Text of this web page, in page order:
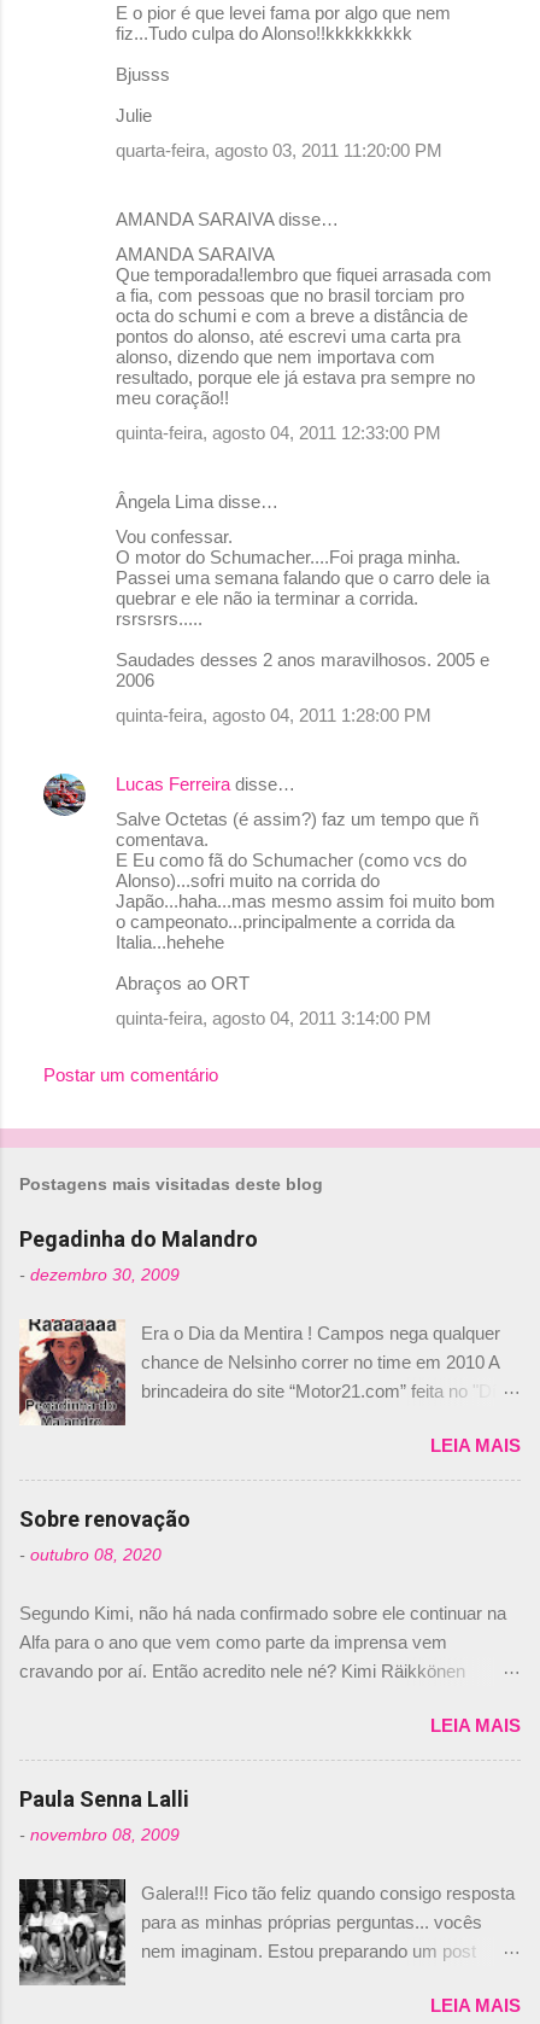
E o pior é que levei fama por algo que nem
fiz...Tudo culpa do Alonso!!kkkkkkkkk
Bjusss
Julie
quarta-feira, agosto 03, 2011 11:20:00 PM
AMANDA SARAIVA disse…
AMANDA SARAIVA
Que temporada!lembro que fiquei arrasada com
a fia, com pessoas que no brasil torciam pro
octa do schumi e com a breve a distância de
pontos do alonso, até escrevi uma carta pra
alonso, dizendo que nem importava com
resultado, porque ele já estava pra sempre no
meu coração!!
quinta-feira, agosto 04, 2011 12:33:00 PM
Ângela Lima disse…
Vou confessar.
O motor do Schumacher....Foi praga minha.
Passei uma semana falando que o carro dele ia
quebrar e ele não ia terminar a corrida.
rsrsrsrs.....
Saudades desses 2 anos maravilhosos. 2005 e
2006
quinta-feira, agosto 04, 2011 1:28:00 PM
Lucas Ferreira disse…
Salve Octetas (é assim?) faz um tempo que ñ
comentava.
E Eu como fã do Schumacher (como vcs do
Alonso)...sofri muito na corrida do
Japão...haha...mas mesmo assim foi muito bom
o campeonato...principalmente a corrida da
Italia...hehehe
Abraços ao ORT
quinta-feira, agosto 04, 2011 3:14:00 PM
Postar um comentário
Postagens mais visitadas deste blog
Pegadinha do Malandro
- dezembro 30, 2009
Era o Dia da Mentira ! Campos nega qualquer
chance de Nelsinho correr no time em 2010 A
brincadeira do site “Motor21.com” feita no "Día
de abril –, afirmando que Nelson Piquet havia
comprado 15% das ações da Campos, dando,
com isso, um lugar no time a Nelsinho Piquet,
foi esclarecida de uma vez por todas por
Daniele Audetto, diretor da escuderia. O
não será o companheiro de Bruno Senna em
2010. "Na verdade, nós recebemos uma oferta
de Piquet", admitiu Audetto. “Mas depois de ter
dois brasileiros”, explicou, dizendo ainda que
não tem nada contra o filho do tricampeão
Nelson Piquet. “Ele é um bom piloto, rápido e
experiente.” Audetto disse ainda que a suposta
não corresponde à realidade. “O suposto 15%
de investimento seria menor do que aquilo que
outros pilotos podem trazer: italianos, r...
LEIA MAIS
Sobre renovação
- outubro 08, 2020
Segundo Kimi, não há nada confirmado sobre ele continuar na
Alfa para o ano que vem como parte da imprensa vem
cravando por aí. Então acredito nele né? Kimi Räikkönen
truth but I’ve never had an option in my contract so that’s
should, pretty much, tell you that it’s not true." #Kimi7 #EifelGP
#AlfaRomeoRacing pic.twitter.com/77EDVn39Ia — Kimi
Romain falando sobre o fato do Iceman estar há tantos anos na
@RGrosjean ! #EifelGP 🇩🇪 #F1
pic.twitter.com/GSAu1LWnwW — Formula 1 (@F1) October 8,
2020 Beijinhos, Ludy
LEIA MAIS
Paula Senna Lalli
- novembro 08, 2009
Galera!!! Fico tão feliz quando consigo resposta
para as minhas próprias perguntas... vocês
nem imaginam. Estou preparando um post
nunca falei sobre ela, aqui no Octeto. No meio
LEIA MAIS